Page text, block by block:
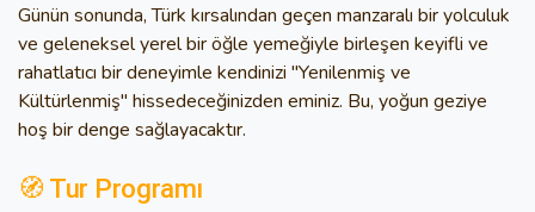
Günün sonunda, Türk kırsalından geçen manzaralı bir yolculuk
ve geleneksel yerel bir öğle yemeğiyle birleşen keyifli ve
rahatlatıcı bir deneyimle kendinizi "Yenilenmiş ve
Kültürlenmiş" hissedeceğinizden eminiz. Bu, yoğun geziye
hoş bir denge sağlayacaktır.
🧭 Tur Programı